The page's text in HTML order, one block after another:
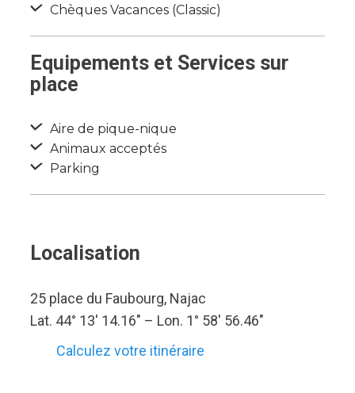
Chèques Vacances (Classic)
Equipements et Services sur
place
Aire de pique-nique
Animaux acceptés
Parking
Localisation
25 place du Faubourg, Najac
Lat. 44° 13′ 14.16″ – Lon. 1° 58′ 56.46″
Calculez votre itinéraire